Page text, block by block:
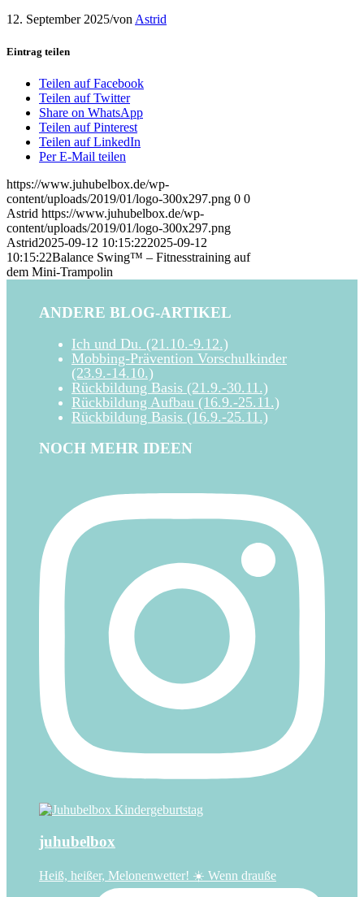
12. September 2025/vonAstrid
Eintrag teilen
Teilen auf Facebook
Teilen auf Twitter
Share on WhatsApp
Teilen auf Pinterest
Teilen auf LinkedIn
Per E-Mail teilen
https://www.juhubelbox.de/wp-
content/uploads/2019/01/logo-300x297.png 0 0
Astrid https://www.juhubelbox.de/wp-
content/uploads/2019/01/logo-300x297.png
Astrid2025-09-12 10:15:222025-09-12
10:15:22Balance Swing™ – Fitnesstraining auf
dem Mini-Trampolin
ANDERE BLOG-ARTIKEL
Ich und Du. (21.10.-9.12.)
Mobbing-Prävention Vorschulkinder
(23.9.-14.10.)
Rückbildung Basis (21.9.-30.11.)
Rückbildung Aufbau (16.9.-25.11.)
Rückbildung Basis (16.9.-25.11.)
NOCH MEHR IDEEN
juhubelbox
Heiß, heißer, Melonenwetter! ☀️ Wenn drauße